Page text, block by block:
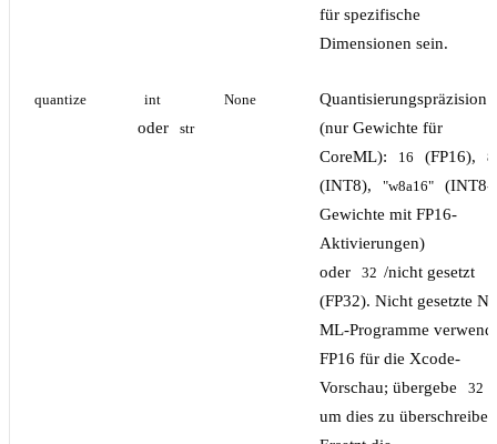
für spezifische
Dimensionen sein.
quantize int
oder str
None
Quantisierungspräzision
(nur Gewichte für
CoreML):
16 (FP16), 8
(INT8), "w8a16"
(INT8-
Gewichte mit FP16-
Aktivierungen)
oder
32 /nicht gesetzt
(FP32). Nicht gesetzte
ML-Programme
FP16 für die Xcode-
Vorschau; übergebe
32
um dies zu